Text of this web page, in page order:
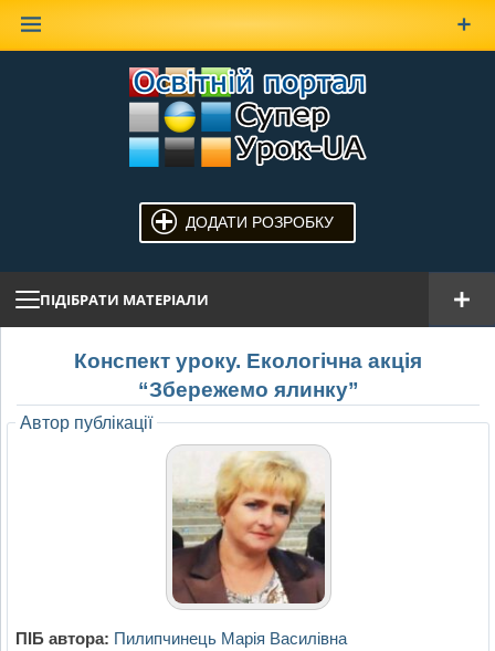
ДОДАТИ РОЗРОБКУ
ПІДІБРАТИ МАТЕРІАЛИ
Конспект уроку. Екологічна акція
“Збережемо ялинку”
Автор публікації
ПІБ автора: Пилипчинець Марія Василівна